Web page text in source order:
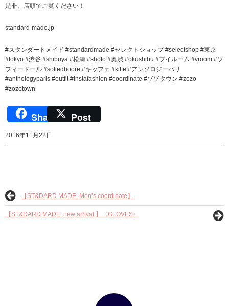
是非、店頭でご覧ください！
standard-made.jp
#スタンダードメイド #standardmade #セレクトショップ #selectshop #東京
#tokyo #渋谷 #shibuya #松濤 #shoto #奥渋 #okushibu #ブイルーム #vroom #ソ
フィードール #sofiedhoore #キッフェ #kiffe #アンソロジーパリ
#anthologyparis #outfit #instafashion #coordinate #ゾゾタウン #zozo
#zozotown
Share Post
2016年11月22日
【ST&DARD MADE. Men’s coordinate】
【ST&DARD MADE. new arrival 】〈GLOVES〉